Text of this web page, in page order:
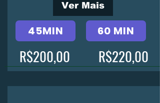
Ver Mais
45MIN 60 MIN
R$200,00 R$220,00